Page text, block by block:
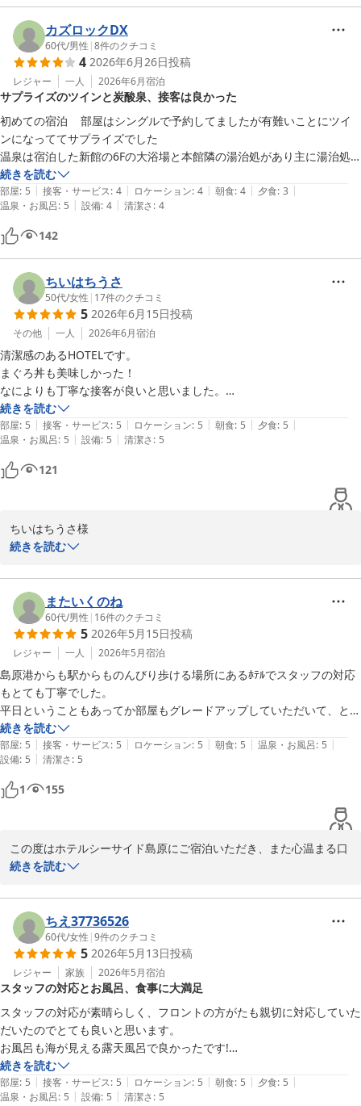
ります。
ＨＯＴＥＬシーサイド島原
2026-06-22
カズロックDX
60代/男性 |8件のクチコミ
4 2026年6月26日投稿
レジャー 一人 2026年6月宿泊
サプライズのツインと炭酸泉、接客は良かった
初めての宿泊    部屋はシングルで予約してましたが有難いことにツイ
ンになっててサプライズでした
温泉は宿泊した新館の6Fの大浴場と本館隣の湯治処があり主に湯治処
の方が源泉に近いと聞いたので利用     炭酸泉が凄く気持ち良かった
立ち寄りで来られてる方がかなり多いのには驚きました
ただ朝は新館の大浴場しか利用出来ないのと夜23時までしか利用出来
ないのが残念でした
あと夕食は長崎牛のステーキプランを選択してましたが正直味は良かっ
たものの量が少なくてお腹は満たされませんでした
ランチと勘違いする内容でした
ホテルのスタッフの方々の対応や接客は良かったです
帰ってから知りましたが料金は平日·土日祝日や時期に関係なく均一料
金というのは嬉しいですね‼️
続きを読む
部屋: 5 | 接客・サービス: 4 | ロケーション: 4 | 朝食: 4 | 夕食: 3 |
温泉・お風呂: 5 | 設備: 4 | 清潔さ: 4
142
ちいはちうさ
50代/女性 | 17件のクチコミ
5 2026年6月15日投稿
その他 一人 2026年6月宿泊
清潔感のあるHOTELです。
まぐろ丼も美味しかった！
なによりも丁寧な接客が良いと思いました。
新館6階の露天風呂は明るいうちが
おすすめです。
海が見えリラックスできました。
続きを読む
部屋: 5 | 接客・サービス: 5 | ロケーション: 5 | 朝食: 5 | 夕食: 5 |
温泉・お風呂: 5 | 設備: 5 | 清潔さ: 5
121
ちいはちうさ様
ございます。また、心温まるクチコミをお寄せいただき、重ねて御
礼申し上げます。
まぐろ丼のお味や、私どもの接客についてお褒めの言葉を頂戴し、
スタッフ一同大変嬉しく拝読いたしました。館内の清潔感について
のご評価も、清掃スタッフにとって何よりの励みとなります。
新館6階の展望浴場からの景色もご堪能いただけたご様子で嬉しく
思います。目の前に広がる有明海を一望できる明るい時間帯のご入
浴は、私どもも特におすすめしております。海を眺めながらリラッ
クスしていただけたなら何よりでございます。
次回お越しの際は、本館の風情ある露天岩風呂で日本有数の「高濃
度炭酸泉」にじっくり浸かったり、島原名物の「具雑煮」を味わっ
たりと、当館のまた違った魅力もぜひお試しください。私どもは大
型連休等でも変わらない「通年均一価格」で皆様をお迎えしており
ます。
ちいはちうさ様のまたのお帰りを、心よりお待ち申し上げておりま
す。
ホテルシーサイド島原 支配人
ＨＯＴＥＬシーサイド島原
2026-07-22
続きを読む
またいくのね
60代/男性 | 16件のクチコミ
5 2026年5月15日投稿
レジャー 一人 2026年5月宿泊
島原港からも駅からものんびり歩ける場所にあるﾎﾃﾙでスタッフの対応
もとても丁寧でした。
平日ということもあってか部屋もグレードアップしていただいて、とて
も思い出に残る島原になりました。ありがとうございました。
続きを読む
部屋: 5 | 接客・サービス: 5 | ロケーション: 5 | 朝食: 5 | 温泉・お風呂: 5 |
設備: 5 | 清潔さ: 5
1 155
この度はホテルシーサイド島原にご宿泊いただき、また心温まる口
コミをご投稿いただき誠にありがとうございます。
島原港や駅からののんびりとした道のりをお楽しみいただき、スタ
ッフの対応にもご満足いただけたとのこと、大変嬉しく拝読いたし
ました。一人旅の大切なお時間に、当館でのご滞在が思い出に残る
ものとなったご様子で、私どもも喜ばしい限りでございます。
当館はGWやお盆などの大型連休でも変わらない「1年通じて通年均
一価格」で皆様をお迎えしております。次回お越しの際は、目の前
に有明海が広がる新館6階の展望浴場や、日本有数の「高濃度炭酸
泉」でさらに心身を癒やしていただき、島原名物「具雑煮」などの
地元の味覚もぜひご堪能くださいませ。
お客様のまたのお越しを、スタッフ一同心よりお待ち申し上げてお
続きを読む
ちえ37736526
60代/女性 |9件のクチコミ
5 2026年5月13日投稿
レジャー 家族 2026年5月宿泊
スタッフの対応とお風呂、食事に大満足
スタッフの対応が素晴らしく、フロントの方がたも親切に対応していた
だいたのでとても良いと思います。
お風呂も海が見える露天風呂で良かったです!
食事は良もちょうど良く、大変満足しました。
ありがとうございました✨
続きを読む
部屋: 5 | 接客・サービス: 5 | ロケーション: 5 | 朝食: 5 | 夕食: 5 |
温泉・お風呂: 5 | 設備: 5 | 清潔さ: 5